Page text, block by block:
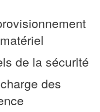
de la sécurité
des